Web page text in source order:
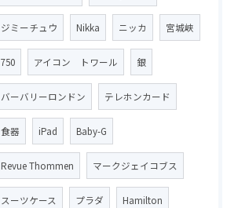
ジミーチュウ Nikka ニッカ 宮城峡
750 アイコン トワール 銀
バーバリーロンドン テレホンカード
食器 iPad Baby-G
Revue Thommen マークジェイコブス
スーツケース プラダ Hamilton